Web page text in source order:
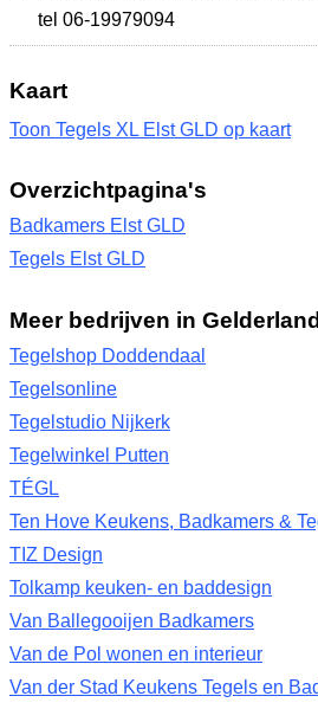
tel 06-19979094
Kaart
Toon Tegels XL Elst GLD op kaart
Overzichtpagina's
Badkamers Elst GLD
Tegels Elst GLD
Meer bedrijven in
Tegelshop Doddendaal
Tegelsonline
Tegelstudio Nijkerk
Tegelwinkel Putten
TÉGL
Ten Hove Keukens, Badkamers &
TIZ Design
Tolkamp keuken- en baddesign
Van Ballegooijen Badkamers
Van de Pol wonen en interieur
Van der Stad Keukens Tegels en